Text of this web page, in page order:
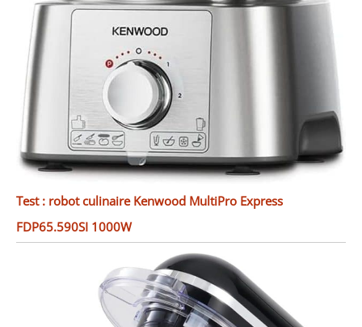
Test : robot culinaire Kenwood MultiPro Express
FDP65.590SI 1000W